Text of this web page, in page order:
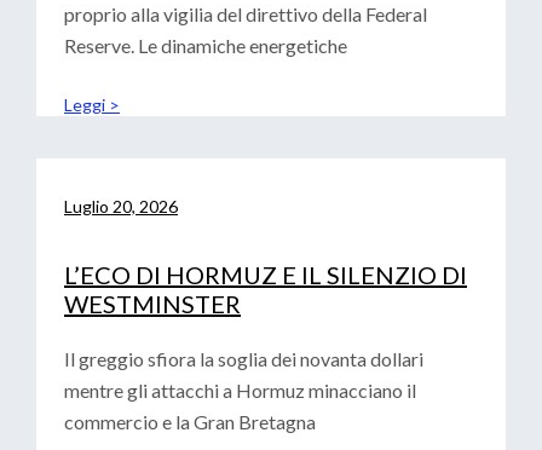
proprio alla vigilia del direttivo della Federal
Reserve. Le dinamiche energetiche
Leggi >
Luglio 20, 2026
L’ECO DI HORMUZ E IL SILENZIO DI
WESTMINSTER
Il greggio sfiora la soglia dei novanta dollari
mentre gli attacchi a Hormuz minacciano il
commercio e la Gran Bretagna